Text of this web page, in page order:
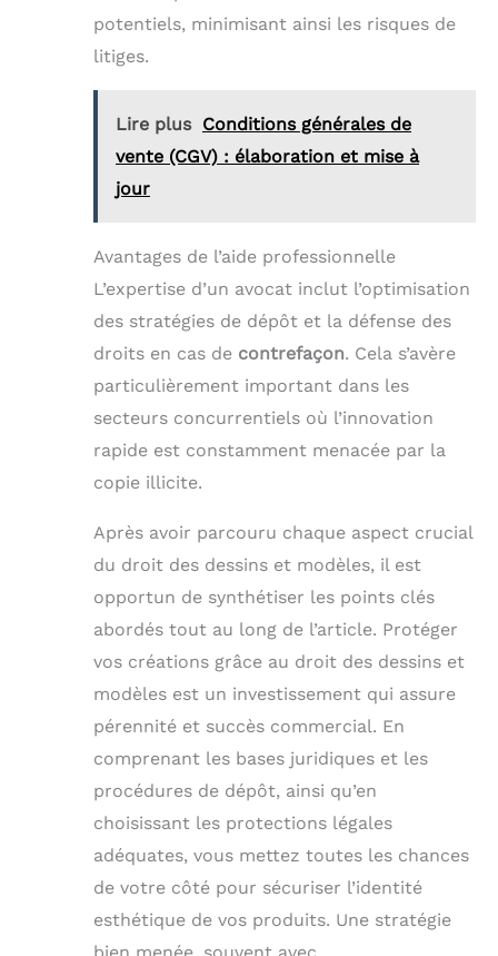
potentiels, minimisant ainsi les risques de
litiges.
Lire plus Conditions générales de
vente (CGV) : élaboration et mise à
jour
Avantages de l’aide professionnelle
L’expertise d’un avocat inclut l’optimisation
des stratégies de dépôt et la défense des
droits en cas de contrefaçon. Cela s’avère
particulièrement important dans les
secteurs concurrentiels où l’innovation
rapide est constamment menacée par la
copie illicite.
Après avoir parcouru chaque aspect crucial
du droit des dessins et modèles, il est
opportun de synthétiser les points clés
abordés tout au long de l’article. Protéger
vos créations grâce au droit des dessins et
modèles est un investissement qui assure
pérennité et succès commercial. En
comprenant les bases juridiques et les
procédures de dépôt, ainsi qu’en
choisissant les protections légales
adéquates, vous mettez toutes les chances
de votre côté pour sécuriser l’identité
esthétique de vos produits. Une stratégie
bien menée, souvent avec